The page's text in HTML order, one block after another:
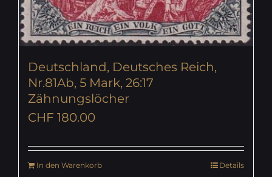
Deutschland, Deutsches Reich,
Nr.81Ab, 5 Mark, 26:17
Zähnungslöcher
CHF 180.00
In den Warenkorb
Details